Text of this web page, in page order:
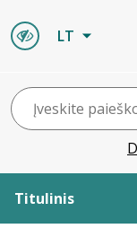
LT
Titulinis